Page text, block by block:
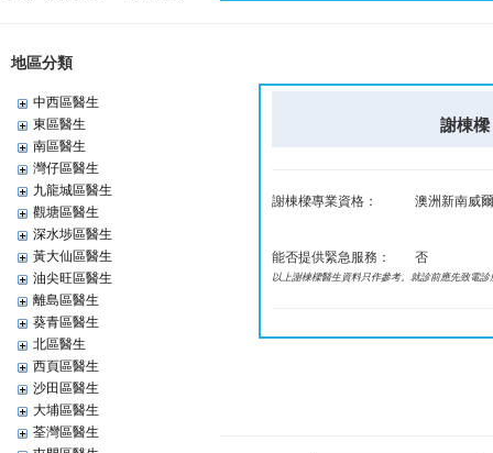
地區分類
中西區醫生
東區醫生
南區醫生
灣仔區醫生
九龍城區醫生
觀塘區醫生
深水埗區醫生
黃大仙區醫生
油尖旺區醫生
離島區醫生
葵青區醫生
北區醫生
西頁區醫生
沙田區醫生
大埔區醫生
荃灣區醫生
謝棟
謝棟樑專業資格： 澳洲新南威
能否提供緊急服務： 否
以上謝棟樑醫生資料只作參考。就診前應先致電